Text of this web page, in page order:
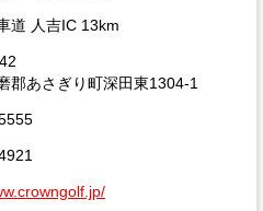
道 人吉IC 13km
郡あさぎり町深田東1304-1